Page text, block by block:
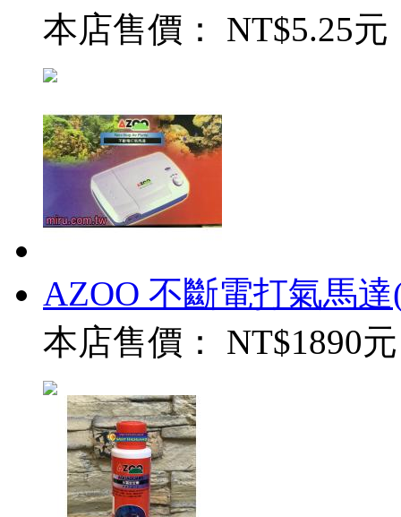
本店售價： NT$5.25元
AZOO 不斷電打氣馬
本店售價： NT$1890元